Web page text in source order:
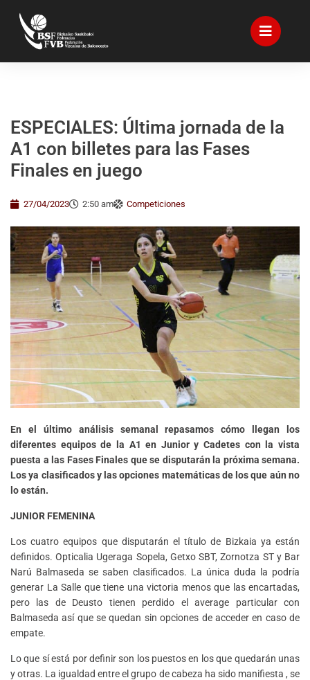
ESPECIALES: Última jornada de la
A1 con billetes para las Fases
Finales en juego
27/04/2023 2:50 am Competiciones
En el último análisis semanal repasamos cómo llegan los
diferentes equipos de la A1 en Junior y Cadetes con la vista
puesta a las Fases Finales que se disputarán la próxima semana.
Los ya clasificados y las opciones matemáticas de los que aún no
lo están.
JUNIOR FEMENINA
Los cuatro equipos que disputarán el título de Bizkaia ya están
definidos. Opticalia Ugeraga Sopela, Getxo SBT, Zornotza ST y Bar
Narú Balmaseda se saben clasificados. La única duda la podría
generar La Salle que tiene una victoria menos que las encartadas,
pero las de Deusto tienen perdido el average particular con
Balmaseda así que se quedan sin opciones de acceder en caso de
empate.
Lo que sí está por definir son los puestos en los que quedarán unas
y otras. La igualdad entre el grupo de cabeza ha sido manifiesta , se